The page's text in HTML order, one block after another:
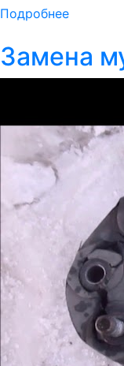
Подробнее
Замена